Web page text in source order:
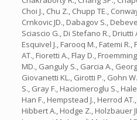
Choi J., Chu Z., Chupp TE.,
Crnkovic JD., Dabagov S.,
Sciascio G., Di Stefano R., Driutti
Esquivel J., Farooq M., Fatemi
AT., Fioretti A., Flay D.,
MD., Ganguly S., Garcia A.,
Giovanetti KL., Girotti P., Gohn
S., Gray F., Haciomeroglu S.,
Han F., Hempstead J., Herrod
Hibbert A., Hodge Z., Holzbauer